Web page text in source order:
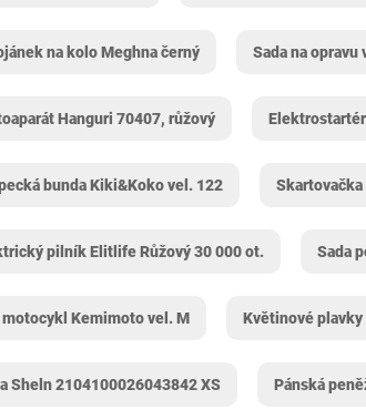
na kolo Meghna černý Sada na opravu
Hanguri 70407, růžový
bunda Kiki&Koko vel. 122 Skartovačka
pilník Elitlife Růžový 30 000 ot. Sada
motocykl Kemimoto vel. M Květinové plavky
Sheln 2104100026043842 XS Pánská